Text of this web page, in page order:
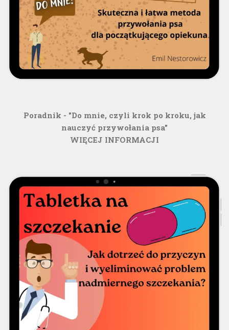
Poradnik - "Do mnie, czyli krok po kroku, jak
nauczyć przywołania psa"
WIĘCEJ INFORMACJI